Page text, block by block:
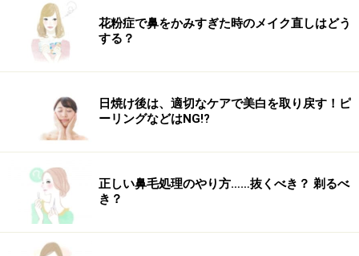
※記事内容は執筆時点のものです。最新の内容をご確認くださ
い。
※個人の体質、また、誤った方法による実践に起因して肌荒れや
不調を引き起こす場合があります。実践の際には、必ず自身の体
花粉症で鼻をかみすぎた時のメイク直しはどう
する？
日焼け後は、適切なケアで美白を取り戻す！ピ
ーリングなどはNG!?
正しい鼻毛処理のやり方……抜くべき？ 剃るべ
き？